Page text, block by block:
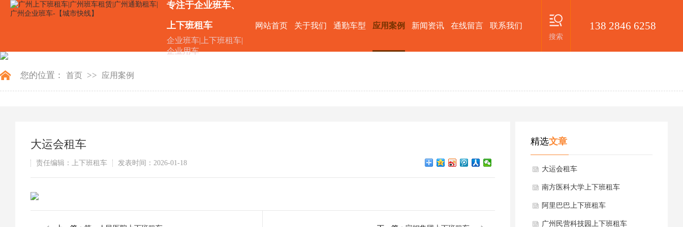
专注于企业班车、
上下班租车
企业班车|上下班租车|
企业用车
网站首页 关于我们 通勤车型 应用案例 新闻资讯 在线留言 联系我们
搜索
138 2846 6258
您的位置： 首页 >> 应用案例
大运会租车
责任编辑：上下班租车 发表时间：2026-01-18
精选文章
大运会租车
南方医科大学上下班租车
阿里巴巴上下班租车
广州民营科技园上下班租车